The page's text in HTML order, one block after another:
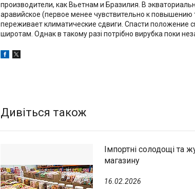
производители, как Вьетнам и Бразилия. В
аравийское (первое менее чувствительно к
переживает климатические сдвиги. Спасти
широтам. Однак в такому разі потрібно вирубка поки
Імпортні солодощі та
магазину
16.02.2026